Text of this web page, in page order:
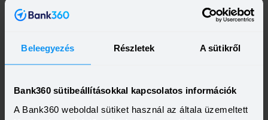
Beleegyezés Részletek A sütikről
Bank360 sütibeállításokkal kapcsolatos információk
A Bank360 weboldal sütiket használ az általa üzemeltett